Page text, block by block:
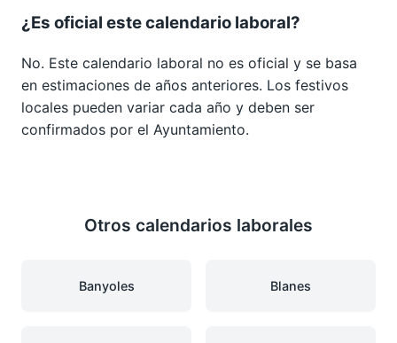
¿Es oficial este calendario laboral?
No. Este calendario laboral no es oficial y se basa
en estimaciones de años anteriores. Los festivos
locales pueden variar cada año y deben ser
confirmados por el Ayuntamiento.
Otros calendarios laborales
Banyoles Blanes